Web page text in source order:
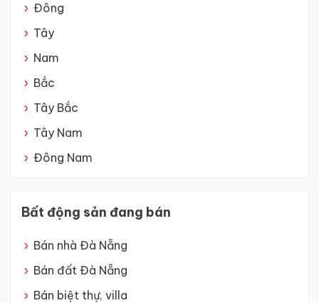
Đông
Tây
Nam
Bắc
Tây Bắc
Tây Nam
Đông Nam
Bất động sản đang bán
Bán nhà Đà Nẵng
Bán đất Đà Nẵng
Bán biệt thự, villa